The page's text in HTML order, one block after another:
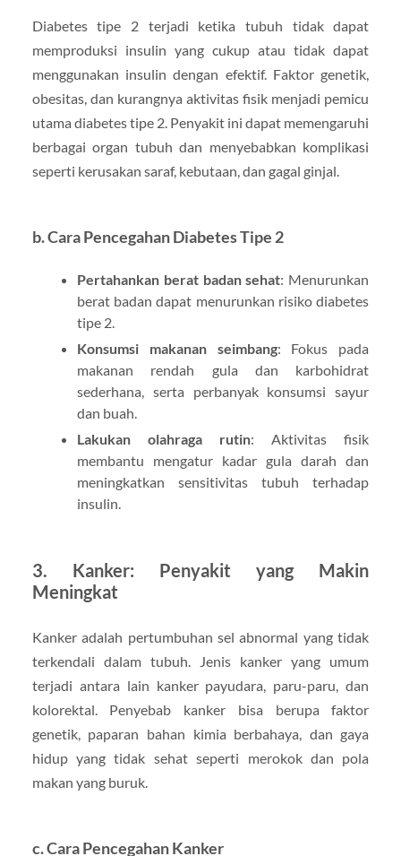
Diabetes tipe 2 terjadi ketika tubuh tidak dapat
memproduksi insulin yang cukup atau tidak dapat
menggunakan insulin dengan efektif. Faktor genetik,
obesitas, dan kurangnya aktivitas fisik menjadi pemicu
utama diabetes tipe 2. Penyakit ini dapat memengaruhi
berbagai organ tubuh dan menyebabkan komplikasi
seperti kerusakan saraf, kebutaan, dan gagal ginjal.
b. Cara Pencegahan Diabetes Tipe 2
Pertahankan berat badan sehat: Menurunkan
berat badan dapat menurunkan risiko diabetes
tipe 2.
Konsumsi makanan seimbang: Fokus pada
makanan rendah gula dan karbohidrat
sederhana, serta perbanyak konsumsi sayur
dan buah.
Lakukan olahraga rutin: Aktivitas fisik
membantu mengatur kadar gula darah dan
meningkatkan sensitivitas tubuh terhadap
insulin.
3. Kanker: Penyakit yang Makin
Meningkat
Kanker adalah pertumbuhan sel abnormal yang tidak
terkendali dalam tubuh. Jenis kanker yang umum
terjadi antara lain kanker payudara, paru-paru, dan
kolorektal. Penyebab kanker bisa berupa faktor
genetik, paparan bahan kimia berbahaya, dan gaya
hidup yang tidak sehat seperti merokok dan pola
makan yang buruk.
c. Cara Pencegahan Kanker